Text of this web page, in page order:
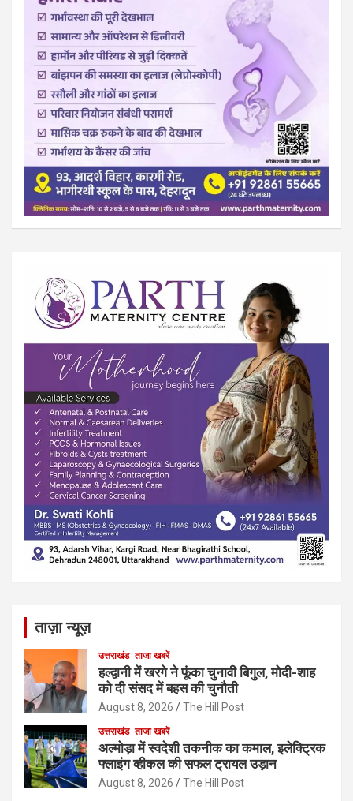
ताज़ा न्यूज़
उत्तराखंड ताजा खबरें
हल्द्वानी में खरगे ने फूंका चुनावी बिगुल, मोदी-शाह
को दी संसद में बहस की चुनौती
August 8, 2026 The Hill Post
उत्तराखंड ताजा खबरें
अल्मोड़ा में स्वदेशी तकनीक का कमाल, इलेक्ट्रिक
फ्लाइंग व्हीकल की सफल ट्रायल उड़ान
August 8, 2026 The Hill Post